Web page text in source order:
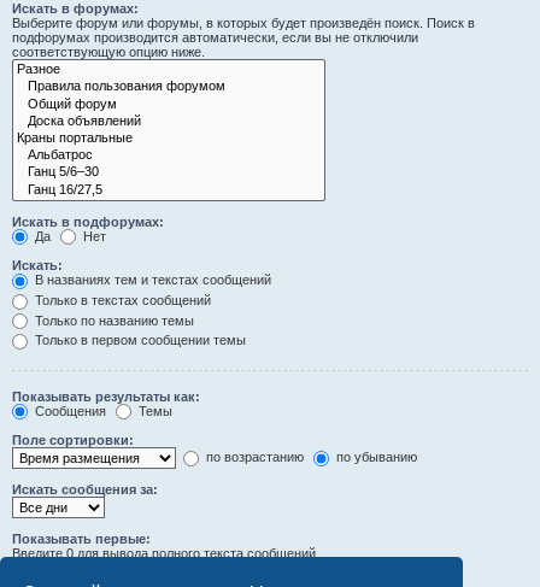
Искать в форумах:
Выберите форум или форумы, в которых будет произведён поиск. Поиск в
подфорумах производится автоматически, если вы не отключили
соответствующую опцию ниже.
Искать в подфорумах:
Да
Нет
Искать:
В названиях тем и текстах сообщений
Только в текстах сообщений
Только по названию темы
Только в первом сообщении темы
Показывать результаты как:
Сообщения
Темы
Поле сортировки:
по возрастанию
по убыванию
Искать сообщения за:
Показывать первые:
Введите 0 для вывода полного текста сообщений.